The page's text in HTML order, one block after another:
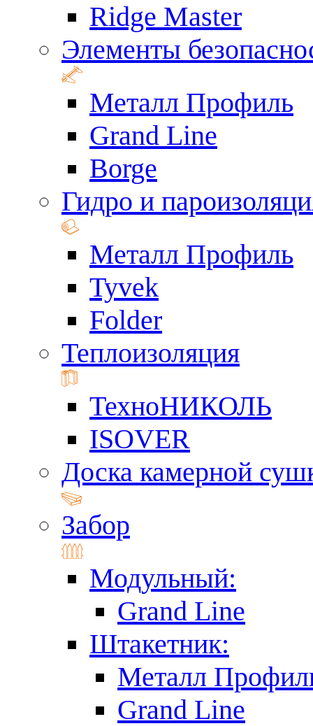
Ridge Master
Элементы
Металл Профиль
Grand Line
Borge
Гидро и
Металл Профиль
Tyvek
Folder
Теплоизоляция
ТехноНИКОЛЬ
ISOVER
Доска камерной
Забор
Модульный:
Grand Line
Штакетник:
Металл
Grand Line